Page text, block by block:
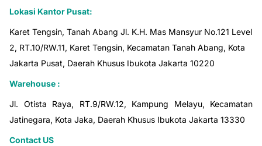
Lokasi Kantor Pusat:
Karet Tengsin, Tanah Abang Jl. K.H. Mas Mansyur No.121 Level
2, RT.10/RW.11, Karet Tengsin, Kecamatan Tanah Abang, Kota
Jakarta Pusat, Daerah Khusus Ibukota Jakarta 10220
Warehouse :
Jl. Otista Raya, RT.9/RW.12, Kampung Melayu, Kecamatan
Jatinegara, Kota Jaka, Daerah Khusus Ibukota Jakarta 13330
Contact US